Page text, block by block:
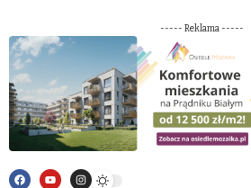
----- Reklama -----